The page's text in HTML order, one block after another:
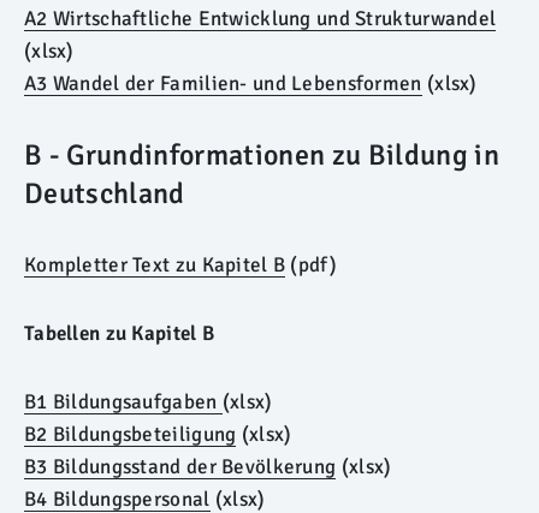
A2 Wirtschaftliche Entwicklung und Strukturwandel
(xlsx)
A3 Wandel der Familien- und Lebensformen (xlsx)
B - Grundinformationen zu Bildung in
Deutschland
Kompletter Text zu Kapitel B (pdf)
Tabellen zu Kapitel B
B1 Bildungsaufgaben (xlsx)
B2 Bildungsbeteiligung (xlsx)
B3 Bildungsstand der Bevölkerung (xlsx)
B4 Bildungspersonal (xlsx)